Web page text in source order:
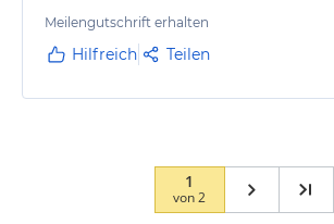
Meilengutschrift erhalten
Hilfreich Teilen
1
von2